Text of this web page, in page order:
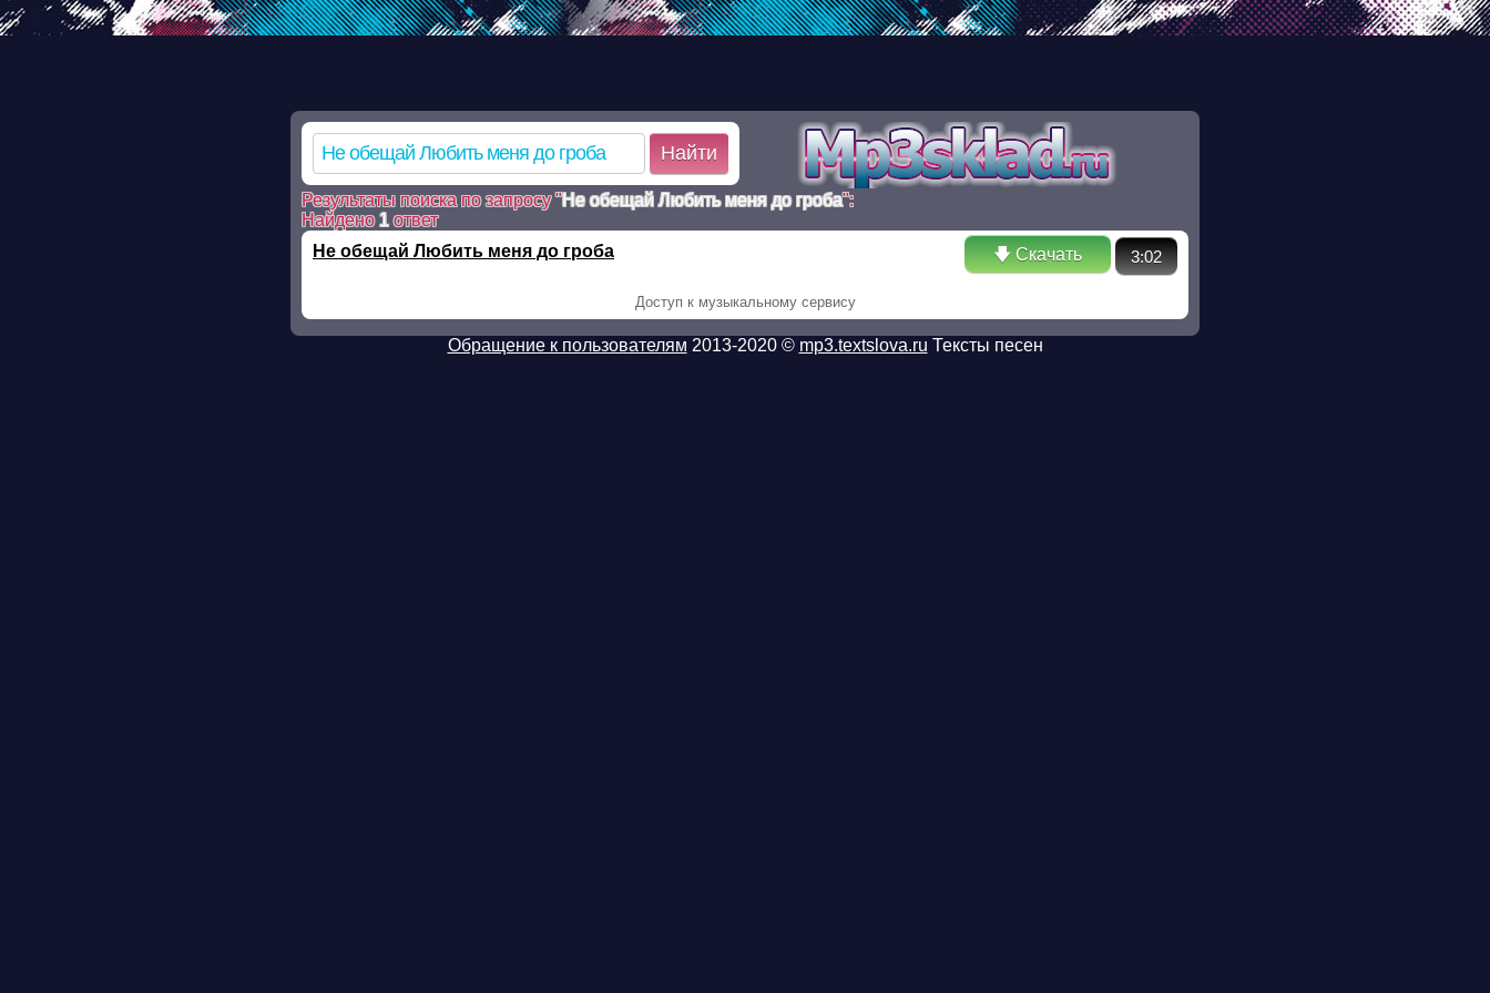
Warning: mkdir(): No such file or directory in /ssd/www/mp3sklad.ru/poisk.php on line 110 Warning: mkdir(): No such file or directory in /ssd/www/mp3sklad.ru/poisk.php on line 110 Warning:
mkdir(): No such file or directory in /ssd/www/mp3sklad.ru/poisk.php on line 110 Warning:
Найти
Результаты поиска по запросу "Не обещай Любить меня до гроба":
Найдено1ответ
Не обещай Любить меня до гроба
🡇 Скачать 3:02
Доступ к музыкальному сервису
Обращение к пользователям 2013-2020 © mp3.textslova.ru Тексты песен